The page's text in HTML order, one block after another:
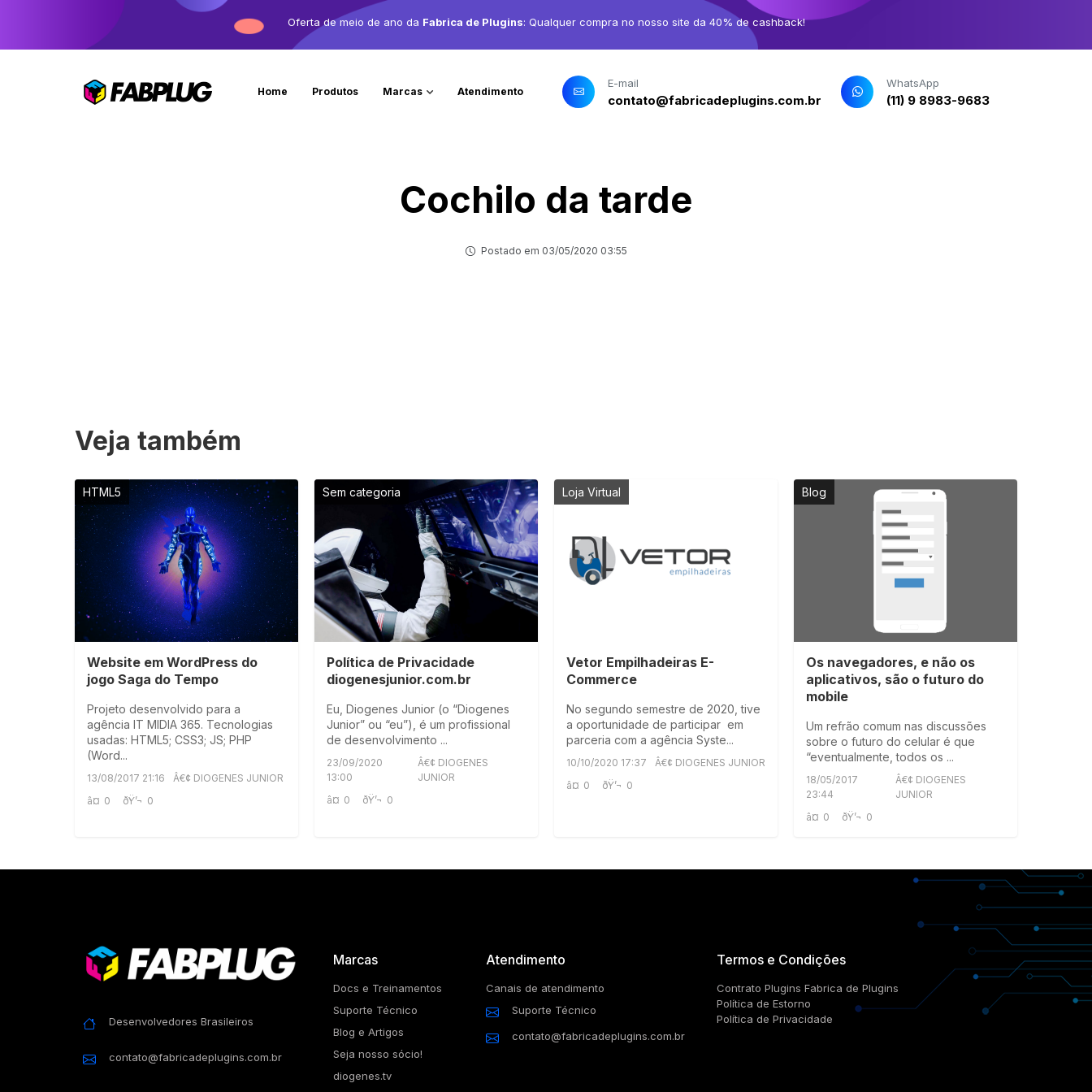
Oferta de meio de ano da Fabrica de Plugins: Qualquer compra no nosso site da 40% de cashback!
Home Produtos Marcas Atendimento
E-mail
contato@fabricadeplugins.com.br
WhatsApp
(11) 9 8983-9683
Cochilo da tarde
Postado em 03/05/2020 03:55
Veja também
HTML5
Website em WordPress do
jogo Saga do Tempo
Projeto desenvolvido para a
agência IT MIDIA 365. Tecnologias
usadas: HTML5; CSS3; JS; PHP
(Word...
13/08/2017 21:16
Â€¢ DIOGENES JUNIOR
â¤ 0 ðŸ’¬ 0
Sem categoria
Política de Privacidade
diogenesjunior.com.br
Eu, Diogenes Junior (o “Diogenes
Junior” ou “eu”), é um profissional
de desenvolvimento ...
23/09/2020
13:00
Â€¢ DIOGENES
JUNIOR
â¤ 0 ðŸ’¬ 0
Loja Virtual
Vetor Empilhadeiras E-
Commerce
No segundo semestre de 2020, tive
a oportunidade de participar em
parceria com a agência Syste...
10/10/2020 17:37
Â€¢ DIOGENES JUNIOR
â¤ 0 ðŸ’¬ 0
Blog
Os navegadores, e não os
aplicativos, são o futuro do
mobile
Um refrão comum nas discussões
sobre o futuro do celular é que
“eventualmente, todos os ...
18/05/2017
23:44
Â€¢ DIOGENES
JUNIOR
â¤ 0 ðŸ’¬ 0
Desenvolvedores Brasileiros
contato@fabricadeplugins.com.br
Marcas
Docs e Treinamentos
Suporte Técnico
Blog e Artigos
Seja nosso sócio!
diogenes.tv
Atendimento
Canais de atendimento
Suporte Técnico
contato@fabricadeplugins.com.br
Termos e Condições
Contrato Plugins Fabrica de Plugins
Política de Estorno
Política de Privacidade